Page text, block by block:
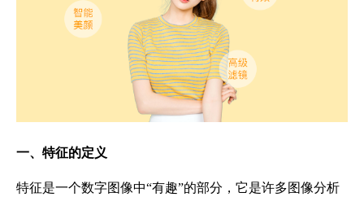
一、 特征的定义
特征是一个数字图像中“有趣”的部分，它是许多图像分析